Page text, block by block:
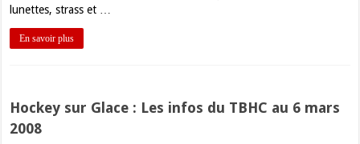
lunettes, strass et …
En savoir plus
Hockey sur Glace : Les infos du TBHC au 6 mars
2008